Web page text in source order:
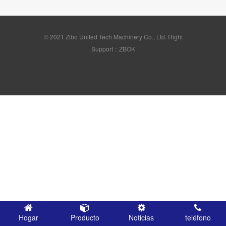
© 2021 Zibo United Tech Machinery Co., Ltd. Right
Support：ZBOK
Hogar Producto Noticias teléfono